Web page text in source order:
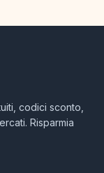
codici sconto,
Risparmia